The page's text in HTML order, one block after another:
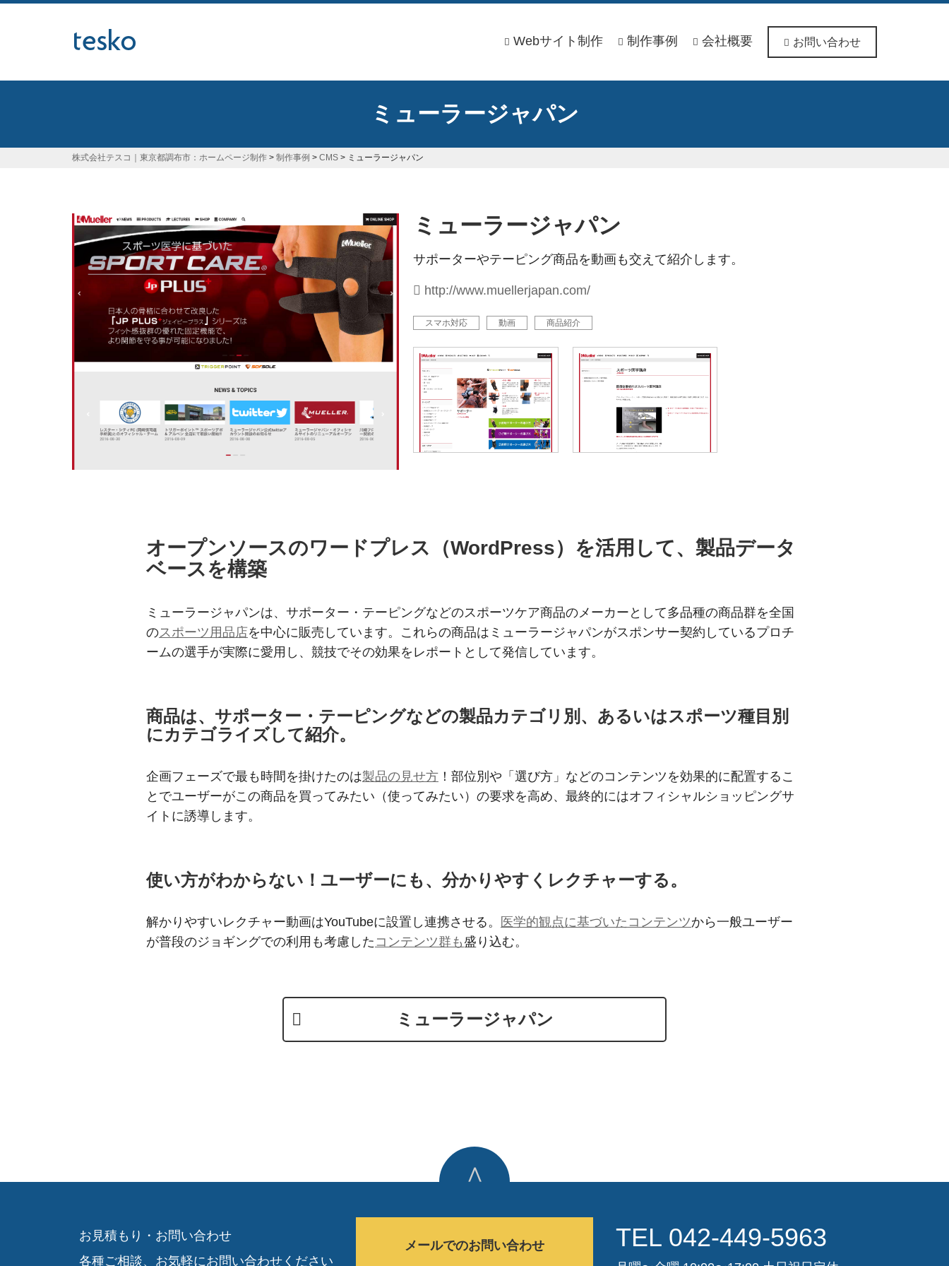
Webサイト制作 制作事例 会社概要 お問い合わせ
ミューラージャパン
株式会社テスコ｜東京都調布市：ホームページ制作 > 制作事例 > CMS > ミューラージャパン
ミューラージャパン
サポーターやテーピング商品を動画も交えて紹介します。
http://www.muellerjapan.com/
スマホ対応 動画 商品紹介
オープンソースのワードプレス（WordPress）を活用して、製品データ
ベースを構築
ミューラージャパンは、サポーター・テーピングなどのスポーツケア商品のメーカーとして多品種の商品群を全国
のスポーツ用品店を中心に販売しています。これらの商品はミューラージャパンがスポンサー契約しているプロチ
ームの選手が実際に愛用し、競技でその効果をレポートとして発信しています。
商品は、サポーター・テーピングなどの製品カテゴリ別、あるいはスポーツ種目別
にカテゴライズして紹介。
企画フェーズで最も時間を掛けたのは製品の見せ方！部位別や「選び方」などのコンテンツを効果的に配置するこ
とでユーザーがこの商品を買ってみたい（使ってみたい）の要求を高め、最終的にはオフィシャルショッピングサ
イトに誘導します。
使い方がわからない！ユーザーにも、分かりやすくレクチャーする。
解かりやすいレクチャー動画はYouTubeに設置し連携させる。 医学的観点に基づいたコンテンツから一般ユーザー
が普段のジョギングでの利用も考慮した コンテンツ群も盛り込む。
ミューラージャパン
∧
お見積もり・お問い合わせ
各種ご相談、お気軽にお問い合わせください
メールでのお問い合わせ TEL 042-449-5963